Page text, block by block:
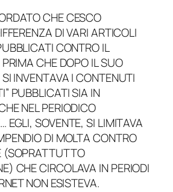
CHE CESCO
DI VARI ARTICOLI
CONTRO IL
CHE DOPO IL SUO
INVENTAVA I CONTENUTI
PUBBLICATI SIA IN
NEL PERIODICO
EGLI, SOVENTE, SI LIMITAVA
DI MOLTA CONTRO
(SOPRATTUTTO
CHE CIRCOLAVA IN PERIODI
NON ESISTEVA.